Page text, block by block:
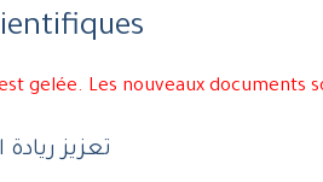
gelée. Les nouveaux documents
تعزيز